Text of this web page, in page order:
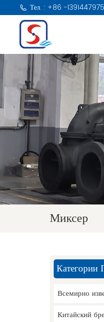
Тел. : +86 -
Миксер
Категории
Всемирно
Китайский